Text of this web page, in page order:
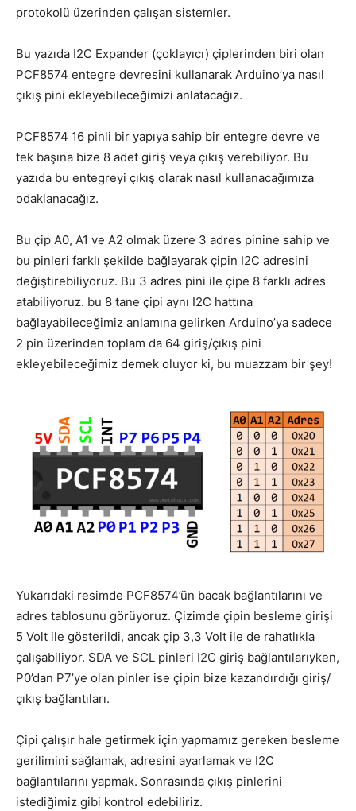
protokolü üzerinden çalışan sistemler.
Bu yazıda I2C Expander (çoklayıcı) çiplerinden biri olan
PCF8574 entegre devresini kullanarak Arduino’ya nasıl
çıkış pini ekleyebileceğimizi anlatacağız.
PCF8574 16 pinli bir yapıya sahip bir entegre devre ve
tek başına bize 8 adet giriş veya çıkış verebiliyor. Bu
yazıda bu entegreyi çıkış olarak nasıl kullanacağımıza
odaklanacağız.
Bu çip A0, A1 ve A2 olmak üzere 3 adres pinine sahip ve
bu pinleri farklı şekilde bağlayarak çipin I2C adresini
değiştirebiliyoruz. Bu 3 adres pini ile çipe 8 farklı adres
atabiliyoruz. bu 8 tane çipi aynı I2C hattına
bağlayabileceğimiz anlamına gelirken Arduino’ya sadece
2 pin üzerinden toplam da 64 giriş/çıkış pini
ekleyebileceğimiz demek oluyor ki, bu muazzam bir şey!
Yukarıdaki resimde PCF8574’ün bacak bağlantılarını ve
adres tablosunu görüyoruz. Çizimde çipin besleme girişi
5 Volt ile gösterildi, ancak çip 3,3 Volt ile de rahatlıkla
çalışabiliyor. SDA ve SCL pinleri I2C giriş bağlantılarıyken,
P0’dan P7’ye olan pinler ise çipin bize kazandırdığı giriş/
çıkış bağlantıları.
Çipi çalışır hale getirmek için yapmamız gereken besleme
gerilimini sağlamak, adresini ayarlamak ve I2C
bağlantılarını yapmak. Sonrasında çıkış pinlerini
istediğimiz gibi kontrol edebiliriz.